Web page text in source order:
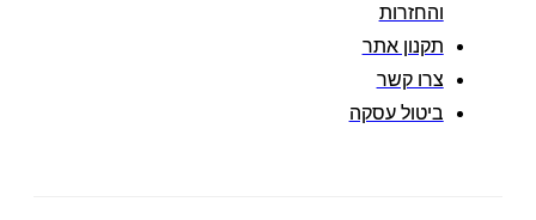
והחזרות
תקנון אתר
צרו קשר
ביטול עסקה